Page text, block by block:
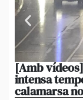
[Amb vídeos]
intensa
calamarsa